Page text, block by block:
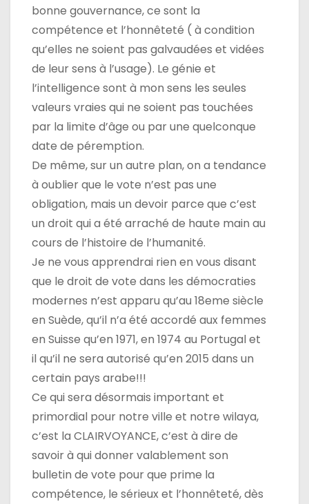
bonne gouvernance, ce sont la
compétence et l’honnêteté ( à condition
qu’elles ne soient pas galvaudées et vidées
de leur sens à l’usage). Le génie et
l’intelligence sont à mon sens les seules
valeurs vraies qui ne soient pas touchées
par la limite d’âge ou par une quelconque
date de péremption.
De même, sur un autre plan, on a tendance
à oublier que le vote n’est pas une
obligation, mais un devoir parce que c’est
un droit qui a été arraché de haute main au
cours de l’histoire de l’humanité.
Je ne vous apprendrai rien en vous disant
que le droit de vote dans les démocraties
modernes n’est apparu qu’au 18eme siècle
en Suède, qu’il n’a été accordé aux femmes
en Suisse qu’en 1971, en 1974 au Portugal et
il qu’il ne sera autorisé qu’en 2015 dans un
certain pays arabe!!!
Ce qui sera désormais important et
primordial pour notre ville et notre wilaya,
c’est la CLAIRVOYANCE, c’est à dire de
savoir à qui donner valablement son
bulletin de vote pour que prime la
compétence, le sérieux et l’honnêteté, dès